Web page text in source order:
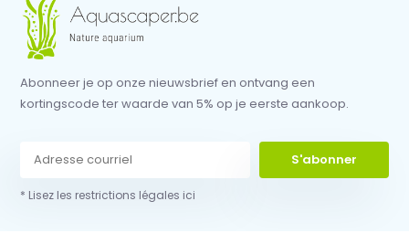
Abonneer je op onze nieuwsbrief en ontvang een
kortingscode ter waarde van 5% op je eerste aankoop.
S'abonner
* Lisez les restrictions légales ici